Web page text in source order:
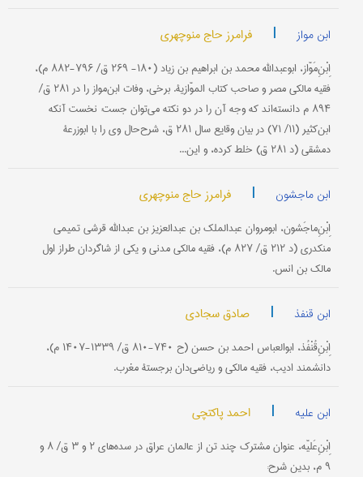
ابن مواز | فرامرز حاج منوچهری
اِبْنِ‌مَوّاز، ابوعبد‌الله محمد بن ابراهیم بن زیاد (۱۸۰- ۲۶۹ ق/ ۷۹۶-۸۸۲ م)،
فقیه مالکی مصر و صاحب کتاب الموّازیة. برخی، وفات ابن‌مواز را در ۲۸۱ ق/
۸۹۴ م دانسته‌اند که وجه آن را در دو نکته می‌توان جست: نخست آنکه
ابن‌کثیر (۱۱/ ۷۱) در بیان وقایع سال ۲۸۱ ق، شرح‌حال وی را با ابوزرعۀ
دمشقی (د ۲۸۱ ق) خلط کرده، و این...
ابن ماجشون | فرامرز حاج منوچهری
اِبْنِ‌ماجَشون، ابومروان عبدالملک بن عبدالعزیز بن عبدالله قرشی تمیمی
منکدری (د ۲۱۲ ق/ ۸۲۷ م)، فقیه مالکی مدنی و یکی از شاگردان طراز اول
مالک بن انس.
ابن قنفذ | صادق سجادی
اِبْنِ‌قُنْفُذ، ابوالعباس احمد بن حسن (ح ۷۴۰-۸۱۰ ق/ ۱۳۳۹-۱۴۰۷ م)،
دانشمند ادیب، فقیه مالکی و ریاضی‌دان برجستۀ مغرب.
ابن علیه | احمد پاکتچی
اِبْنِ‌عَلیّه، عنوان مشترک چند تن از عالمان عراق در سده‌های ۲ و ۳ ق/ ۸ و
۹ م، بدین شرح: